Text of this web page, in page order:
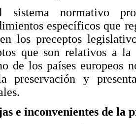
sistema normativo
específicos que
los preceptos
que son relativos a
de los países europeos
preservación y
e inconvenientes de la